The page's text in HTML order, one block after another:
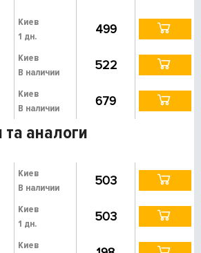
Киев
1 дн.
499
Киев
В наличии
522
Киев
В наличии
679
та аналоги
Киев
В наличии
503
Киев
1 дн.
503
Киев